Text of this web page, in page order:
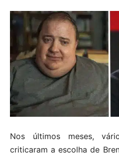
Nos últimos meses,
criticaram a escolha de